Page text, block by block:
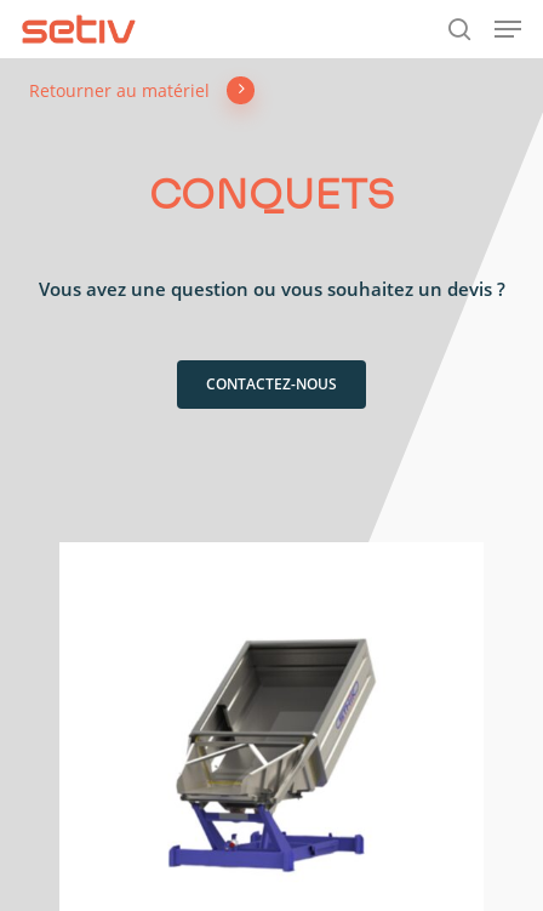
Skip
search
Retourner au matériel
CONQUETS
Vous avez une question ou vous souhaitez un devis ?
CONTACTEZ-NOUS